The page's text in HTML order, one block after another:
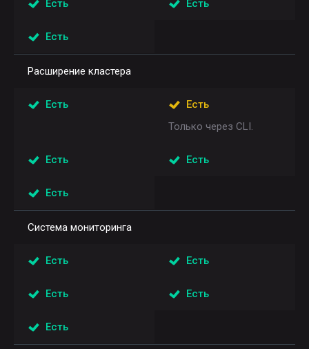
Есть Есть
Есть
Расширение кластера
Есть
Есть
Только через CLI.
Есть Есть
Есть
Система мониторинга
Есть Есть
Есть Есть
Есть